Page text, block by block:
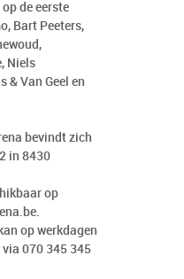
de eerste
Bart Peeters,
Niels
& Van Geel en
bevindt zich
in 8430
op
op werkdagen
070 345 345